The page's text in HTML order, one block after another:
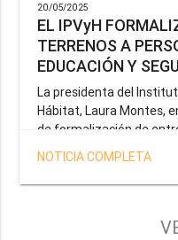
20/05/2025
EL IPVyH
TERRENOS A
EDUCACIÓN Y
La presidenta del
Hábitat, Laura Montes,
de formalización de
correspondientes a la
el Gobernador Gustavo
objetivo brindar una
Provincia y del Servicio
NOTICIA COMPLETA